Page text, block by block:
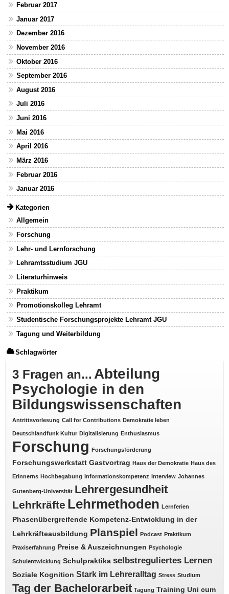
Februar 2017
Januar 2017
Dezember 2016
November 2016
Oktober 2016
September 2016
August 2016
Juli 2016
Juni 2016
Mai 2016
April 2016
März 2016
Februar 2016
Januar 2016
Kategorien
Allgemein
Forschung
Lehr- und Lernforschung
Lehramtsstudium JGU
Literaturhinweis
Praktikum
Promotionskolleg Lehramt
Studentische Forschungsprojekte Lehramt JGU
Tagung und Weiterbildung
Schlagwörter
3 Fragen an... Abteilung
Psychologie in den
Bildungswissenschaften
Antrittsvorlesung Call for Contributions Demokratie leben
Deutschlandfunk Kultur Digitalisierung Enthusiasmus
Forschung Forschungsförderung
Forschungswerkstatt Gastvortrag Haus der Demokratie Haus des
Erinnerns Hochbegabung Informationskompetenz Interview Johannes
Gutenberg-Universität Lehrergesundheit
Lehrkräfte Lehrmethoden Lernferien
Phasenübergreifende Kompetenz-Entwicklung in der
Lehrkräfteausbildung Planspiel Podcast Praktikum
Praxiserfahrung Preise & Auszeichnungen Psychologie
Schulentwicklung Schulpraktika selbstreguliertes Lernen
Soziale Kognition Stark im Lehreralltag Stress Studium
Tag der Bachelorarbeit Tagung Training Uni cum